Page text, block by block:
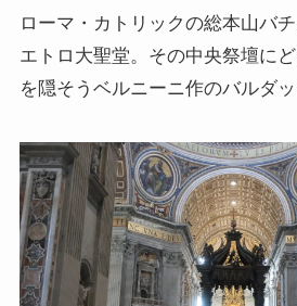
ドストエフスキー作品
ドストエフスキー論
ドストエフスキーとキリスト
ローマ・カトリックの総本山バ
エトロ大聖堂。その中央祭壇に
を隠そうベルニーニ作のバルダッ